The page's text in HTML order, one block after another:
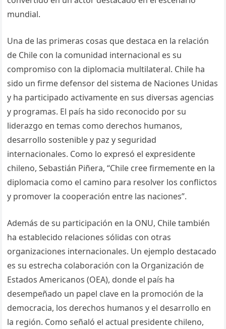
mundial.
Una de las primeras cosas que destaca en la relación
de Chile con la comunidad internacional es su
compromiso con la diplomacia multilateral. Chile ha
sido un firme defensor del sistema de Naciones Unidas
y ha participado activamente en sus diversas agencias
y programas. El país ha sido reconocido por su
liderazgo en temas como derechos humanos,
desarrollo sostenible y paz y seguridad
internacionales. Como lo expresó el expresidente
chileno, Sebastián Piñera, “Chile cree firmemente en la
diplomacia como el camino para resolver los conflictos
y promover la cooperación entre las naciones”.
Además de su participación en la ONU, Chile también
ha establecido relaciones sólidas con otras
organizaciones internacionales. Un ejemplo destacado
es su estrecha colaboración con la Organización de
Estados Americanos (OEA), donde el país ha
desempeñado un papel clave en la promoción de la
democracia, los derechos humanos y el desarrollo en
la región. Como señaló el actual presidente chileno,